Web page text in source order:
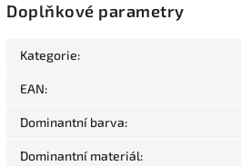
Doplňkové parametry
Kategorie:
EAN:
Dominantní barva:
Dominantní materiál: